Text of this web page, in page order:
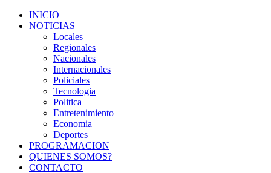
INICIO
NOTICIAS
Locales
Regionales
Nacionales
Internacionales
Policiales
Tecnologia
Politica
Entretenimiento
Economia
Deportes
PROGRAMACION
QUIENES SOMOS?
CONTACTO